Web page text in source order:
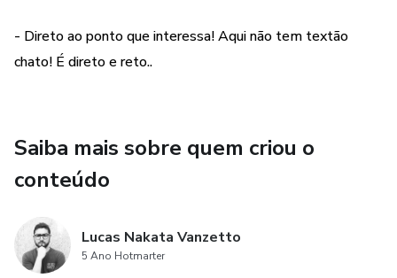
- Direto ao ponto que interessa! Aqui não tem textão
chato! É direto e reto..
Saiba mais sobre quem criou o
conteúdo
Lucas Nakata Vanzetto
5 Ano Hotmarter